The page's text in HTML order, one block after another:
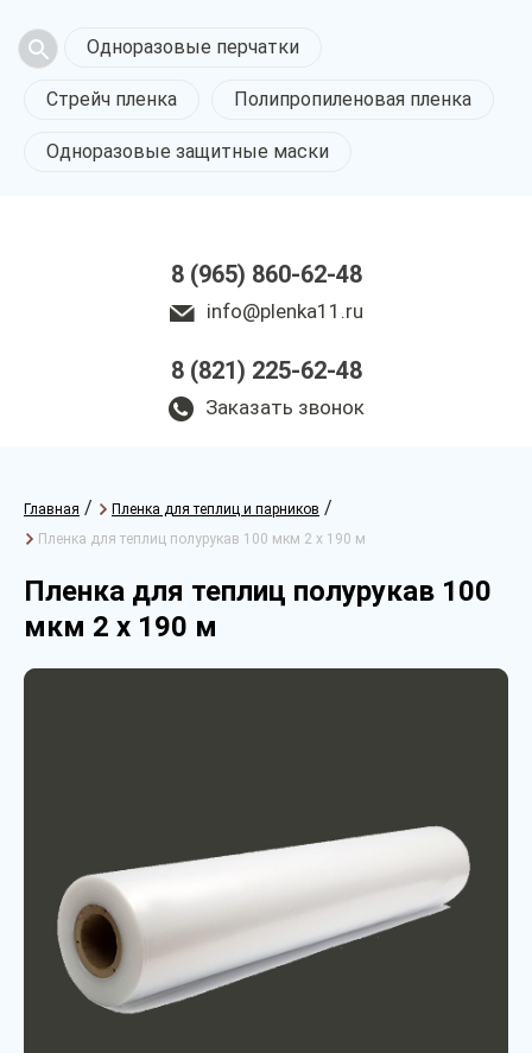
Одноразовые перчатки
Стрейч пленка Полипропиленовая пленка
Одноразовые защитные маски
8 (965) 860-62-48
info@plenka11.ru
8 (821) 225-62-48
Заказать звонок
Главная / Пленка для теплиц и парников /
Пленка для теплиц полурукав 100 мкм 2 х 190 м
Пленка для теплиц полурукав 100
мкм 2 х 190 м